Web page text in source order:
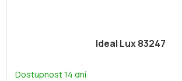
Ideal Lux 83247
Dostupnost 14 dní